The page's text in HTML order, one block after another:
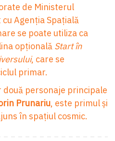
de Ministerul
Agenția Spațială
se poate utiliza ca
opțională Startîn
, care se
primar.
personaje principale
Prunariu, este primul și
în spațiul cosmic.